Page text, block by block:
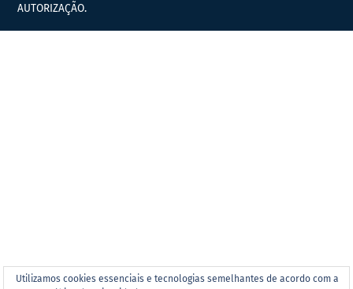
Utilizamos cookies essenciais e tecnologias semelhantes de acordo com a
AUTORIZAÇÃO.